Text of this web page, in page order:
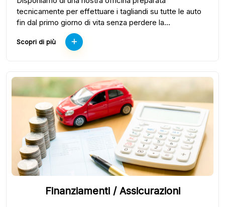
tecnicamente per effettuare i tagliandi su tutte le auto
fin dal primo giorno di vita senza perdere la...
Scopri di più
Finanziamenti / Assicurazioni